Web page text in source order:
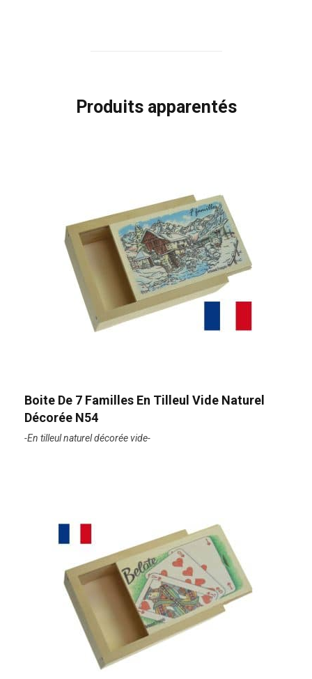
Produits apparentés
Boite De 7 Familles En Tilleul Vide Naturel
Décorée N54
-En tilleul naturel décorée vide-